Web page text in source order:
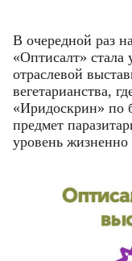
В очередной раз
«Оптисалт»
отраслевой
вегетарианства,
«Иридоскрин» по
предмет
уровень